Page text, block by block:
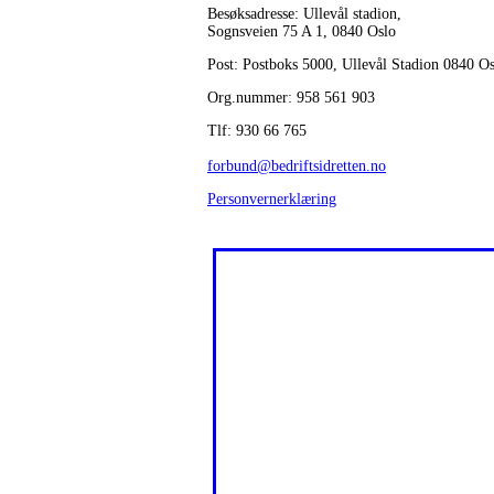
Besøksadresse: Ullevål stadion,
Sognsveien 75 A 1, 0840 Oslo
Post: Postboks 5000, Ullevål Stadion 0840
Org.nummer: 958 561 903
Tlf: 930 66 765
forbund@bedriftsidretten.no
Personvernerklæring